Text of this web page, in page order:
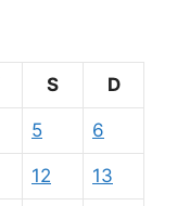
S D
5 6
12 13